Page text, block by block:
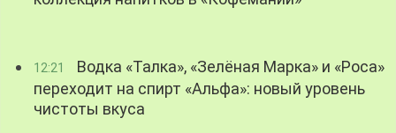
12:21
Водка «Талка», «Зелёная Марка» и «Роса»
переходит на спирт «Альфа»: новый уровень
чистоты вкуса